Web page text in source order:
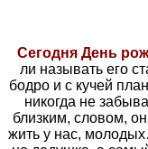
Сегодня День
ли называть его
бодро и с кучей
никогда не
близким, словом, он
жить у нас,